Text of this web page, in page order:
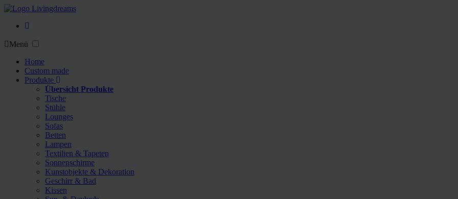
Menü
Home
Custom made
Produkte
Übersicht Produkte
Tische
Stühle
Lounges
Sofas
Betten
Lampen
Textilien & Tapeten
Sonnenschirme
Kunstobjekte & Dekoration
Geschirr & Bad
Kissen